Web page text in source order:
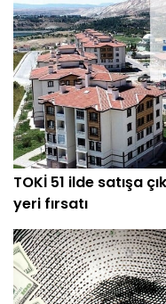
TOKİ 51 ilde satışa
yeri fırsatı